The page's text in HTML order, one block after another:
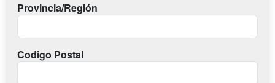
Provincia/Región
Codigo Postal